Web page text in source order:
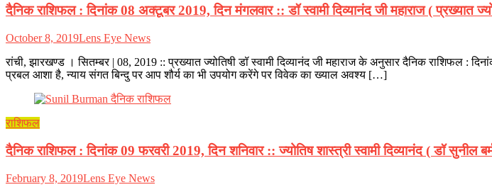
दैनिक राशिफल : दिनांक 08 अक्टूबर 2019, दिन मंगलवार :: डॉ स्वामी दिव्यानंद जी महाराज ( प्रख्यात
October 8, 2019Lens Eye News
रांची, झारखण्ड । सितम्बर | 08, 2019 :: प्रख्यात ज्योतिषी डॉ स्वामी दिव्यानंद जी महाराज के अनुसार दैनिक राशिफल :
प्रबल आशा है, न्याय संगत बिन्दु पर आप शौर्य का भी उपयोग करेंगे पर विवेक का ख्याल अवश्य […]
राशिफल
दैनिक राशिफल : दिनांक 09 फरवरी 2019, दिन शनिवार :: ज्योतिष शास्त्री स्वामी दिव्यानंद ( डॉ सुनील
February 8, 2019Lens Eye News